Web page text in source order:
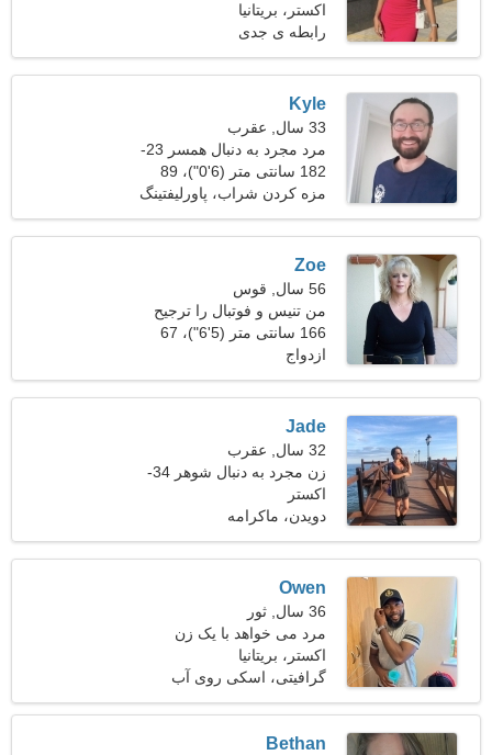
23-32
اکستر، بریتانیا
رابطه ی جدی
Kyle
33 سال, عقرب
مرد مجرد به دنبال همسر 23-
29
182 سانتی متر (6'0")، 89
کیلوگرم (196 پوند)
مزه کردن شراب، پاورلیفتینگ
Zoe
56 سال, قوس
من تنیس و فوتبال را ترجیح
می دهم
166 سانتی متر (5'6")، 67
کیلوگرم (147 پوند)
ازدواج
Jade
32 سال, عقرب
زن مجرد به دنبال شوهر 34-
44
اکستر
دویدن، ماکرامه
Owen
36 سال, ثور
مرد می خواهد با یک زن
ملاقات کند
اکستر، بریتانیا
گرافیتی، اسکی روی آب
Bethan